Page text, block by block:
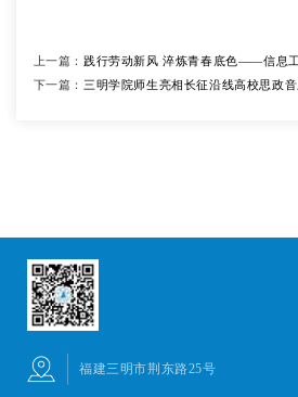
上一篇： 践行劳动新风 淬炼青春底色——信息
活动圆满落幕
下一篇： 三明学院师生亮相长征沿线高校思政
福建三明市荆东路25号